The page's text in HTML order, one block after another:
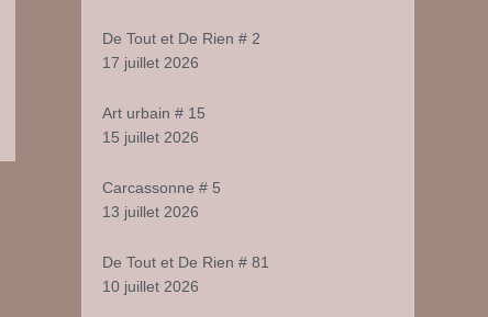
De Tout et De Rien # 2
17 juillet 2026
Art urbain # 15
15 juillet 2026
Carcassonne # 5
13 juillet 2026
De Tout et De Rien # 81
10 juillet 2026